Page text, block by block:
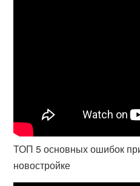
ТОП 5 основных ошибок
новостройке